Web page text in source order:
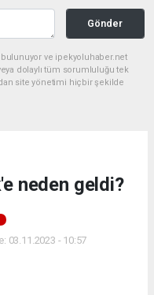
Gönder
bulunuyor ve ipekyoluhaber.net
dolaylı tüm sorumluluğu tek
site yönetimi hiçbir şekilde
neden geldi?
03.11.2023 - 10:57